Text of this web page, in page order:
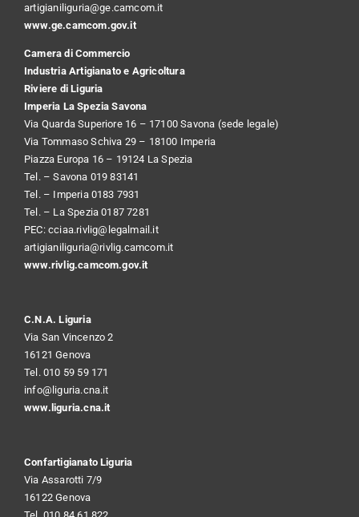
artigianiliguria@ge.camcom.it
www.ge.camcom.gov.it
Camera di Commercio
Industria Artigianato e Agricoltura
Riviere di Liguria
Imperia La Spezia Savona
Via Quarda Superiore 16 – 17100 Savona (sede legale)
Via Tommaso Schiva 29 – 18100 Imperia
Piazza Europa 16 – 19124 La Spezia
Tel. – Savona 019 83141
Tel. – Imperia 0183 7931
Tel. – La Spezia 0187 7281
PEC: cciaa.rivlig@legalmail.it
artigianiliguria@rivlig.camcom.it
www.rivlig.camcom.gov.it
C.N.A. Liguria
Via San Vincenzo 2
16121 Genova
Tel. 010 59 59 171
info@liguria.cna.it
www.liguria.cna.it
Confartigianato Liguria
Via Assarotti 7/9
16122 Genova